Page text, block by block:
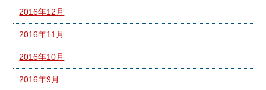
2016年12月
2016年11月
2016年10月
2016年9月